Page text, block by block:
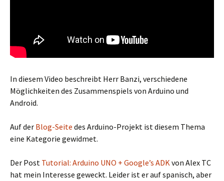
In diesem Video beschreibt Herr Banzi, verschiedene
Möglichkeiten des Zusammenspiels von Arduino und
Android.
Auf der Blog-Seite des Arduino-Projekt ist diesem Thema
eine Kategorie gewidmet.
Der Post Tutorial: Arduino UNO + Google’s ADKvon Alex TC
hat mein Interesse geweckt. Leider ist er auf spanisch, aber